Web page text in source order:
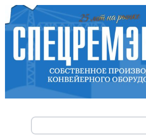
Перейти
содержимому
Search